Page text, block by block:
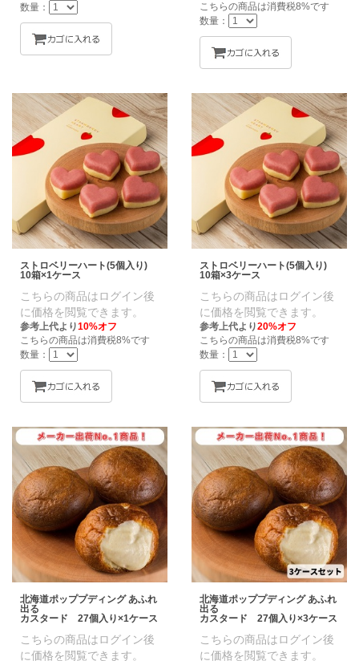
数量：
こちらの商品は消費税8%です
数量：
ストロベリーハート(5個入り)
10箱×1ケース
こちらの商品はログイン後
に価格を閲覧できます。
参考上代より10%オフ
こちらの商品は消費税8%です
数量：
ストロベリーハート(5個入り)
10箱×3ケース
こちらの商品はログイン後
に価格を閲覧できます。
参考上代より20%オフ
こちらの商品は消費税8%です
数量：
北海道ポッププディング あふれ
出る
カスタード 27個入り×1ケース
こちらの商品はログイン後
に価格を閲覧できます。
北海道ポッププディング あふれ
出る
カスタード 27個入り×3ケース
こちらの商品はログイン後
に価格を閲覧できます。